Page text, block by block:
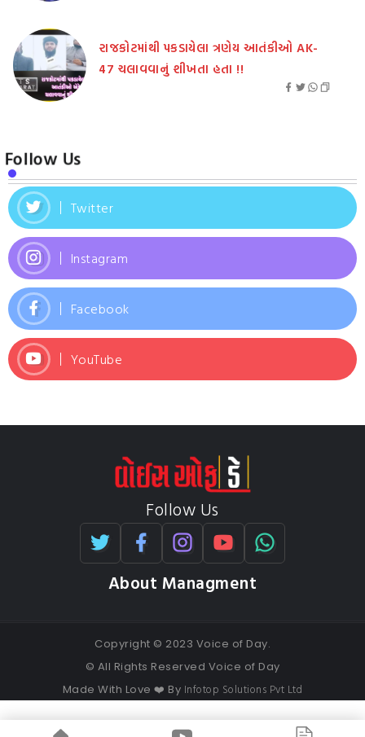
રાજકોટમાંથી પકડાયેલા ત્રણેય આતંકીઓ AK-
47 ચલાવવાનું શીખતા હતા !!
Follow Us
Twitter
Instagram
Facebook
YouTube
Follow Us
About Managment
Copyright © 2023 Voice of Day.
© All Rights Reserved Voice of Day
Made With Love ❤️ By Infotop Solutions Pvt Ltd